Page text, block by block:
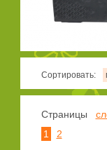
Сортировать:
Страницы
1
2